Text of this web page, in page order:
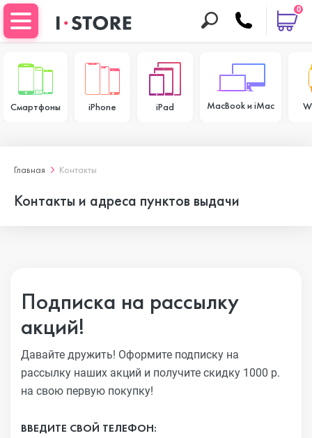
0
Смартфоны iPhone iPad MacBook и iMac
Главная Контакты
Контакты и адреса пунктов выдачи
Подписка на рассылку
акций!
Давайте дружить! Оформите подписку на
рассылку наших акций и получите скидку 1000 р.
на свою первую покупку!
ВВЕДИТЕ СВОЙ ТЕЛЕФОН: